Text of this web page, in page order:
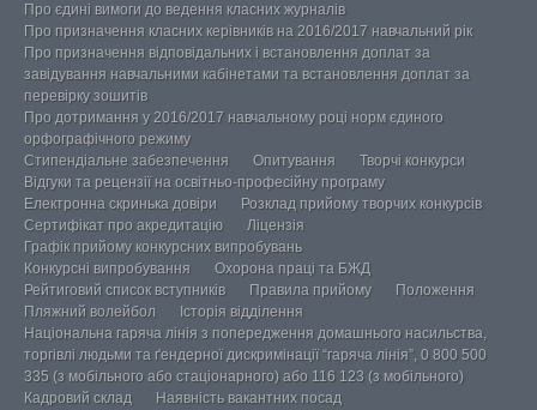
Про єдині вимоги до ведення класних журналів
Про призначення класних керівників на 2016/2017 навчальний рік
Про призначення відповідальних і встановлення доплат за
завідування навчальними кабінетами та встановлення доплат за
перевірку зошитів
Про дотримання у 2016/2017 навчальному році норм єдиного
орфографічного режиму
Стипендіальне забезпечення
Опитування
Творчі конкурси
Відгуки та рецензії на освітньо-професійну програму
Електронна скринька довіри
Розклад прийому творчих конкурсів
Сертифікат про акредитацію
Ліцензія
Графік прийому конкурсних випробувань
Конкурсні випробування
Охорона праці та БЖД
Рейтиговий список вступників
Правила прийому
Положення
Пляжний волейбол
Історія відділення
Національна гаряча лінія з попередження домашнього насильства,
торгівлі людьми та ґендерної дискримінації “гаряча лінія”, 0 800 500
335 (з мобільного або стаціонарного) або 116 123 (з мобільного)
Кадровий склад
Наявність вакантних посад